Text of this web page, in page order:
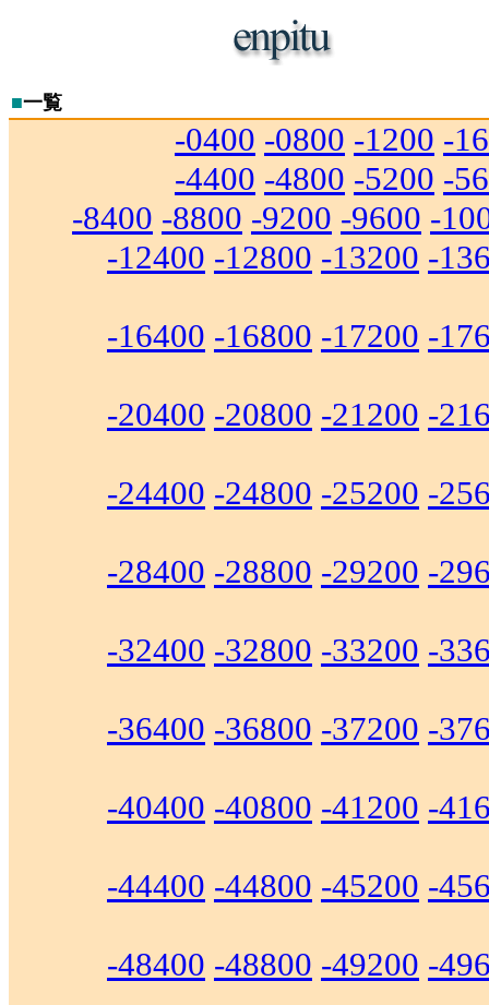
■一覧
-0400 -0800 -1200 -
-4400 -4800 -5200 -
-8400 -8800 -9200 -9600 -
-12400 -12800 -13200 -
-16400 -16800 -17200 -
-20400 -20800 -21200 -
-24400 -24800 -25200 -
-28400 -28800 -29200 -
-32400 -32800 -33200 -
-36400 -36800 -37200 -
-40400 -40800 -41200 -
-44400 -44800 -45200 -
-48400 -48800 -49200 -